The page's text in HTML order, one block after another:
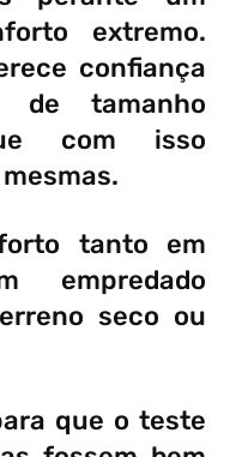
extremo.
confiança
tamanho
com isso
tanto em
empredado
seco ou
que o teste